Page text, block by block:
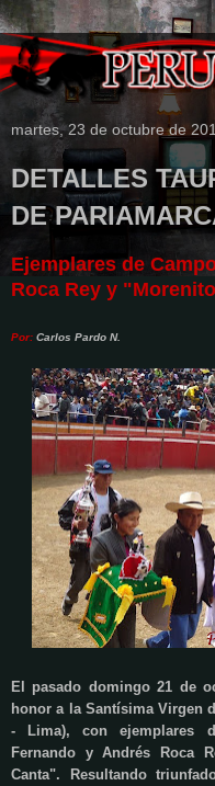
martes, 23 de octubre de
DETALLES
DE
Ejemplares de
Roca Rey y
Por: Carlos Pardo N.
El pasado domingo 21 de
honor a la Santísima Virgen
- Lima), con ejemplares
Fernando y Andrés Roca
Canta". Resultando